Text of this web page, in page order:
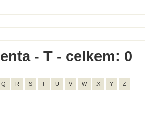
- T - celkem: 0
Q R S T U V W X Y Z